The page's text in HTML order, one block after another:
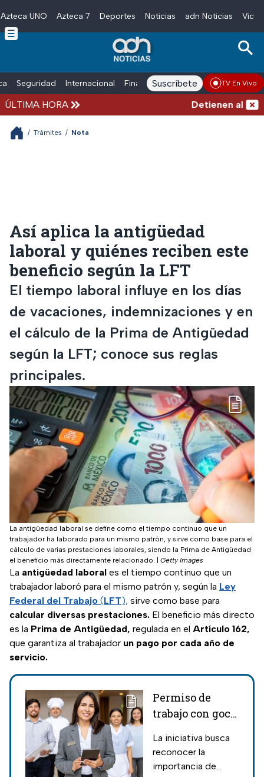
Skip to main content
Azteca UNO Azteca 7 Deportes Noticias adn Noticias
Seguridad Internacional Finanzas adn Noticias Radio
Suscríbete TV En Vivo
ÚLTIMA HORA Detienen al
/ Trámites / Nota
Así aplica la antigüedad
laboral y quiénes reciben este
beneficio según la LFT
El tiempo laboral influye en los días
de vacaciones, indemnizaciones y en
el cálculo de la Prima de Antigüedad
según la LFT; conoce sus reglas
principales.
La antigüedad laboral se define como el tiempo continuo que un
trabajador ha laborado para un mismo patrón, y sirve como base para el
cálculo de varias prestaciones laborales, siendo la Prima de Antigüedad
el beneficio más directamente relacionado.
Getty Images
La antigüedad laboral es el tiempo continuo que un
trabajador laboró para el mismo patrón y, según la Ley
Federal del Trabajo (LFT), sirve como base para
calcular diversas prestaciones. El beneficio más directo
es la Prima de Antigüedad, regulada en el Artículo 162,
que garantiza al trabajador un pago por cada año de
servicio.
Permiso de
trabajo con goce
asuntos
personales;
La iniciativa busca
reconocer la
importancia de